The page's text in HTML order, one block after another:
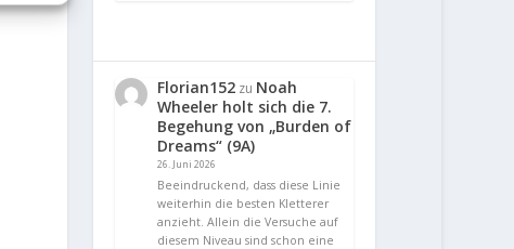
Florian152 zu Noah
Wheeler holt sich die 7.
Begehung von „Burden of
Dreams“ (9A)
26. Juni 2026
Beeindruckend, dass diese Linie
weiterhin die besten Kletterer
anzieht. Allein die Versuche auf
diesem Niveau sind schon eine